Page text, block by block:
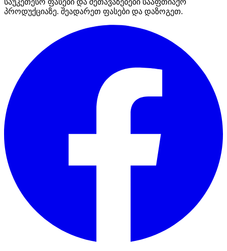
საუკეთესო ფასები და შეთავაზებები სააფთიაქო
პროდუქციაზე. შეადარეთ ფასები და დაზოგეთ.